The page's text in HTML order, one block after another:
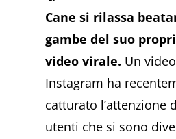
Cane si rilassa
gambe del suo
video virale. Un
Instagram ha
catturato l’attenzione
utenti che si sono